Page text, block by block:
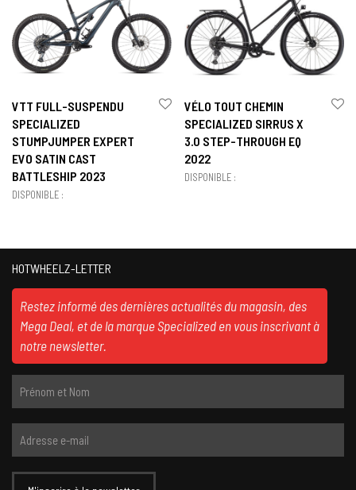
VTT FULL-SUSPENDU
SPECIALIZED
STUMPJUMPER EXPERT
EVO SATIN CAST
BATTLESHIP 2023
DISPONIBLE :
VÉLO TOUT CHEMIN
SPECIALIZED SIRRUS X
3.0 STEP-THROUGH EQ
2022
DISPONIBLE :
HOTWHEELZ-LETTER
Restez informé des dernières actualités du magasin, des
Mega Deal, et de la marque Specialized en vous inscrivant à
notre newsletter.